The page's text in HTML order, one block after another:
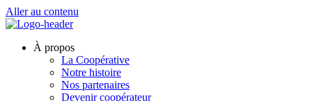
Aller au contenu
À propos
La Coopérative
Notre histoire
Nos partenaires
Devenir coopérateur